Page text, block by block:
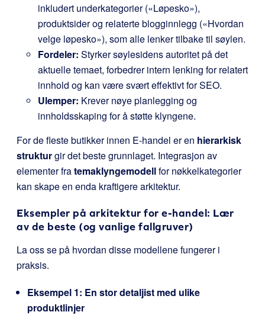
inkludert underkategorier («Løpesko»),
produktsider og relaterte blogginnlegg («Hvordan
velge løpesko»), som alle lenker tilbake til søylen.
Fordeler: Styrker søylesidens autoritet på det
aktuelle temaet, forbedrer intern lenking for relatert
innhold og kan være svært effektivt for SEO.
Ulemper: Krever nøye planlegging og
innholdsskaping for å støtte klyngene.
For de fleste butikker innen E-handel er en hierarkisk
strukturgir det beste grunnlaget. Integrasjon av
elementer fratemaklyngemodellfor nøkkelkategorier
kan skape en enda kraftigere arkitektur.
Eksempler på arkitektur for e-handel: Lær
av de beste (og vanlige fallgruver)
La oss se på hvordan disse modellene fungerer i
praksis.
Eksempel 1: En stor detaljist med ulike
produktlinjer